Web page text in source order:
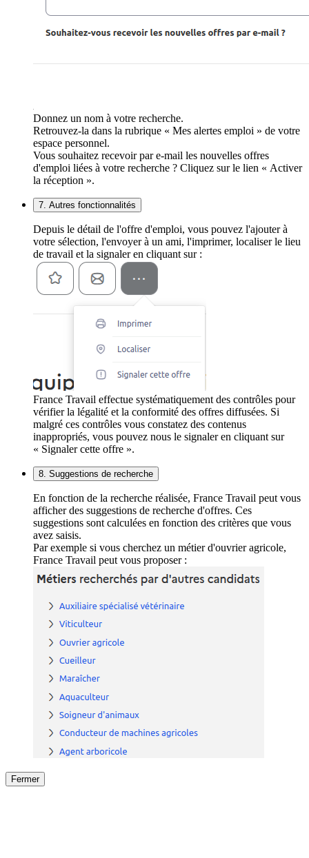
Donnez un nom à votre recherche.
Retrouvez-la dans la rubrique « Mes alertes emploi » de votre
espace personnel.
Vous souhaitez recevoir par e-mail les nouvelles offres
d'emploi liées à votre recherche ? Cliquez sur le lien « Activer
la réception ».
7. Autres fonctionnalités
Depuis le détail de l'offre d'emploi, vous pouvez l'ajouter à
votre sélection, l'envoyer à un ami, l'imprimer, localiser le lieu
de travail et la signaler en cliquant sur :
France Travail effectue systématiquement des contrôles pour
vérifier la légalité et la conformité des offres diffusées. Si
malgré ces contrôles vous constatez des contenus
inappropriés, vous pouvez nous le signaler en cliquant sur
« Signaler cette offre ».
8. Suggestions de recherche
En fonction de la recherche réalisée, France Travail peut vous
afficher des suggestions de recherche d'offres. Ces
suggestions sont calculées en fonction des critères que vous
avez saisis.
Par exemple si vous cherchez un métier d'ouvrier agricole,
France Travail peut vous proposer :
Fermer